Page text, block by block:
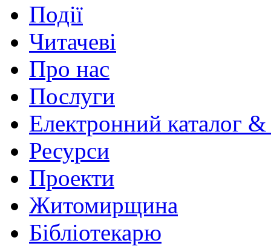
Події
Читачеві
Про нас
Послуги
Електронний каталог
Ресурси
Проекти
Житомирщина
Бібліотекарю